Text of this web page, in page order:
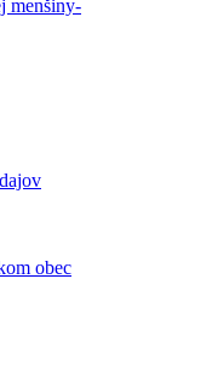
menšiny-
obec